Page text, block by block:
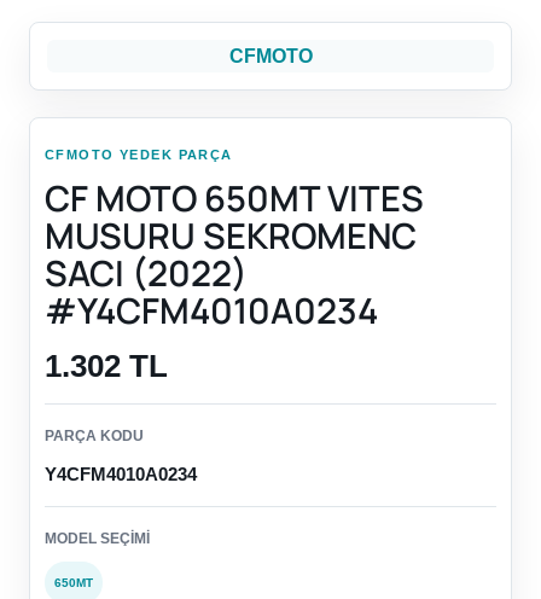
CFMOTO
CFMOTO YEDEK PARÇA
CF MOTO 650MT VITES
MUSURU SEKROMENC
SACI (2022)
#Y4CFM4010A0234
1.302 TL
PARÇA KODU
Y4CFM4010A0234
MODEL SEÇIMI
650MT